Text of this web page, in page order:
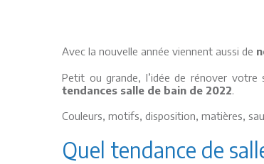
Avec la nouvelle année viennent aussi de
Petit ou grande, l’idée de rénover
tendances salle de bain de 2022.
Couleurs, motifs, disposition, matières,
Quel tendance de